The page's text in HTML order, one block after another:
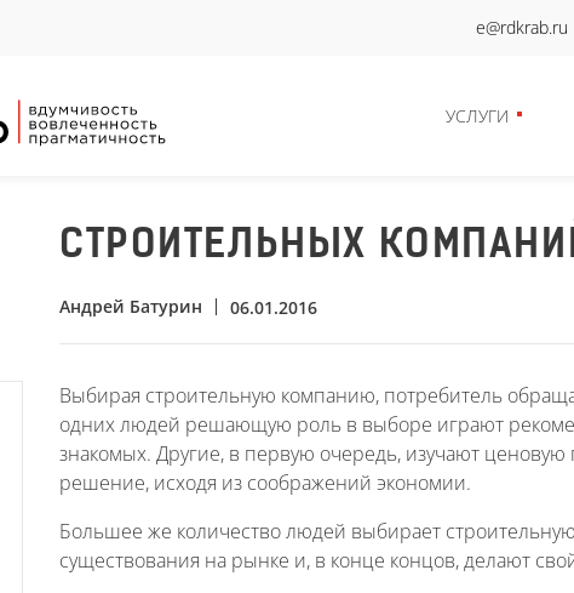
e@rdkrab.ru
УСЛУГИ
СТРОИТЕЛЬНЫХ
Андрей Батурин 06.01.2016
Выбирая строительную компанию, потребитель
одних людей решающую роль в выборе играют
знакомых. Другие, в первую очередь, изучают
решение, исходя из соображений экономии.
Большее же количество людей выбирает
существования на рынке и, в конце концов, делают